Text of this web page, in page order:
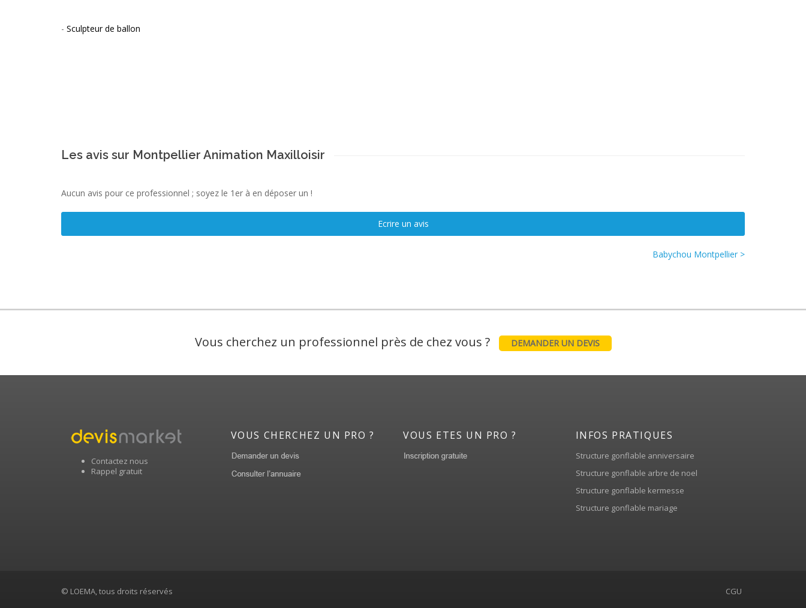
- Sculpteur de ballon
Les avis sur Montpellier Animation Maxilloisir
Aucun avis pour ce professionnel ; soyez le 1er à en déposer un !
Ecrire un avis
Babychou Montpellier >
Vous cherchez un professionnel près de chez vous ? DEMANDER UN DEVIS
Contactez nous
Rappel gratuit
VOUS CHERCHEZ UN PRO ? VOUS ETES UN PRO ? INFOS PRATIQUES
Structure gonflable anniversaire
Structure gonflable arbre de noel
Structure gonflable kermesse
Structure gonflable mariage
CGU
© LOEMA, tous droits réservés